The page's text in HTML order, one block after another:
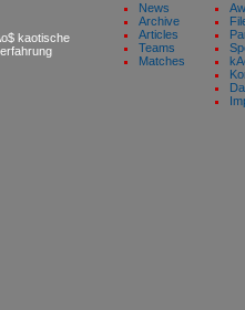
kaotische
News
Archive
Articles
Teams
Matches